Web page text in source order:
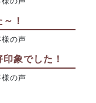
！
様の声
象でした！
様の声